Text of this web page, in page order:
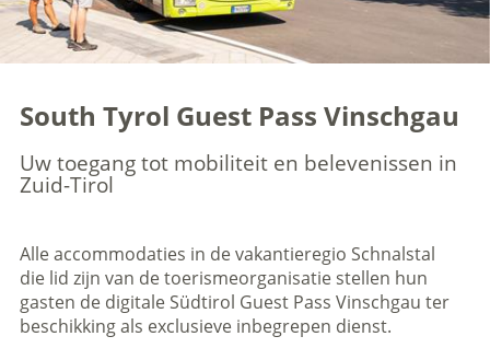
South Tyrol Guest Pass Vinschgau
Uw toegang tot mobiliteit en belevenissen in
Zuid-Tirol
Alle accommodaties in de vakantieregio Schnalstal
die lid zijn van de toerismeorganisatie stellen hun
gasten de digitale Südtirol Guest Pass Vinschgau ter
beschikking als exclusieve inbegrepen dienst.